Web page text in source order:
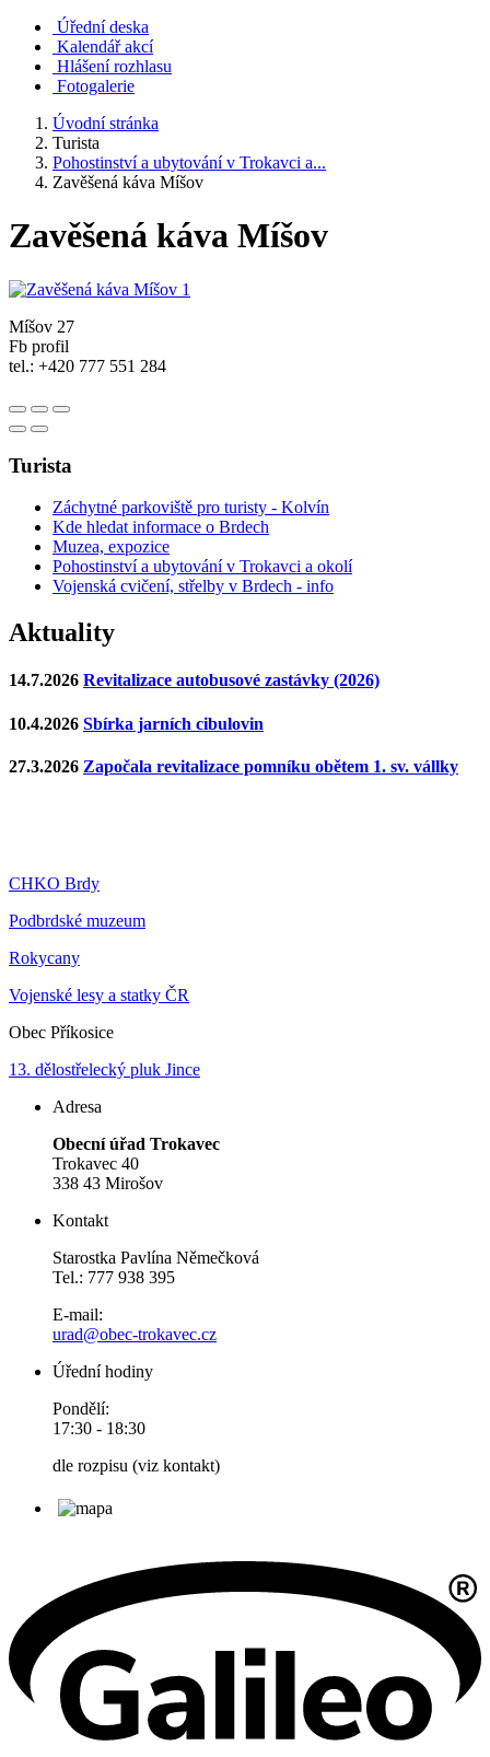
Úřední deska
Kalendář akcí
Hlášení rozhlasu
Fotogalerie
Úvodní stránka
Turista
Pohostinství a ubytování v Trokavci a...
Zavěšená káva Míšov
Zavěšená káva Míšov
Míšov 27
Fb profil
tel.: +420 777 551 284
Turista
Záchytné parkoviště pro turisty - Kolvín
Kde hledat informace o Brdech
Muzea, expozice
Pohostinství a ubytování v Trokavci a okolí
Vojenská cvičení, střelby v Brdech - info
Aktuality
14.7.2026 Revitalizace autobusové zastávky (2026)
10.4.2026 Sbírka jarních cibulovin
27.3.2026 Započala revitalizace pomníku obětem 1. sv. vállky
CHKO Brdy
Podbrdské muzeum
Rokycany
Vojenské lesy a statky ČR
Obec Příkosice
13. dělostřelecký pluk Jince
Adresa
Obecní úřad Trokavec
Trokavec 40
338 43 Mirošov
Kontakt
Starostka Pavlína Němečková
Tel.: 777 938 395
E-mail:
urad@obec-trokavec.cz
Úřední hodiny
Pondělí:
17:30 - 18:30
dle rozpisu (viz kontakt)